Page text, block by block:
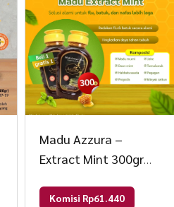
Madu Azzura –
Extract Mint 300gr
Madu
Komisi Rp61.440